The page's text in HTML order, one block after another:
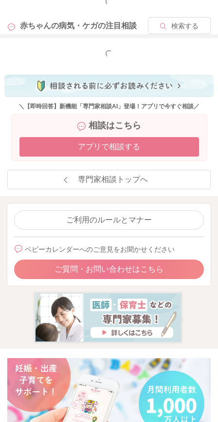
赤ちゃんの病気・ケガの注目相談 検索する
もっと見る
＼【即時回答】新機能「専門家相談AI」登場！アプリで今すぐ相談／
相談はこちら
アプリで相談する
専門家相談トップへ
ご利用のルールとマナー
ベビーカレンダーへのご意見をお聞かせください
ご質問・お問い合わせはこちら